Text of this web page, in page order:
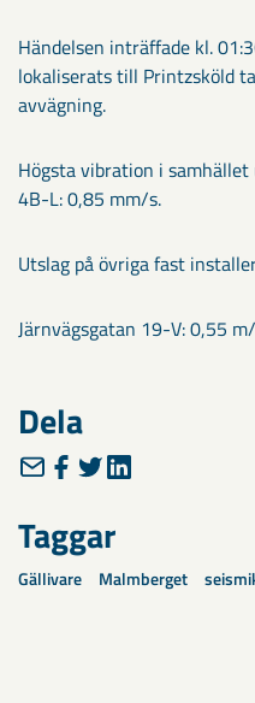
Händelsen inträffade kl.
lokaliserats till Printzsköld
avvägning.
Högsta vibration i
4B-L: 0,85 mm/s.
Utslag på övriga fast
Järnvägsgatan 19-V: 0,55
Dela
Taggar
Gällivare Malmberget